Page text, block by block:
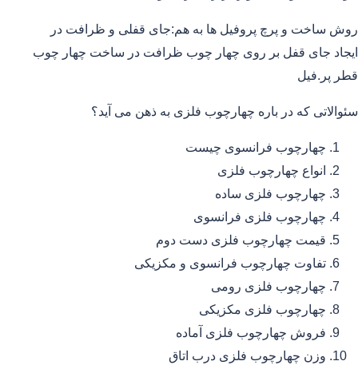
روش ساخت و پرچ پروفیل ها به هم:جای قفلی و ظرافت در
ایجاد جای قفل بر روی چهار چوب ظرافت در ساخت چهار چوب
قطر پر.فیل
سئوالاتی که در باره چهارچوب فلزی به ذهن می آید؟
چهارچوب فرانسوی چیست
انواع چهارچوب فلزی
چهارچوب فلزی ساده
چهارچوب فلزی فرانسوی
قیمت چهارچوب فلزی دست دوم
تفاوت چهارچوب فرانسوی و مکزیکی
چهارچوب فلزی رومی
چهارچوب فلزی مکزیکی
فروش چهارچوب فلزی آماده
وزن چهارچوب فلزی درب اتاق